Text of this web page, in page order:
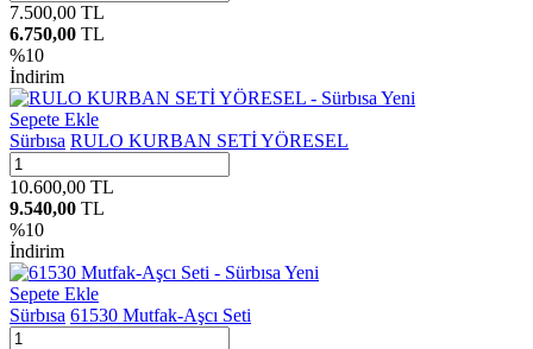
7.500,00 TL
6.750,00 TL
%10
İndirim
Yeni
Sepete Ekle
Sürbısa RULO KURBAN SETİ YÖRESEL
10.600,00 TL
9.540,00 TL
%10
İndirim
Yeni
Sepete Ekle
Sürbısa 61530 Mutfak-Aşcı Seti